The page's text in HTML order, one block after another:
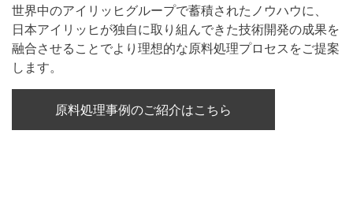
世界中のアイリッヒグループで蓄積されたノウハウに、
日本アイリッヒが独自に取り組んできた技術開発の成果を
融合させることでより理想的な原料処理プロセスをご提案
します。
原料処理事例のご紹介はこちら